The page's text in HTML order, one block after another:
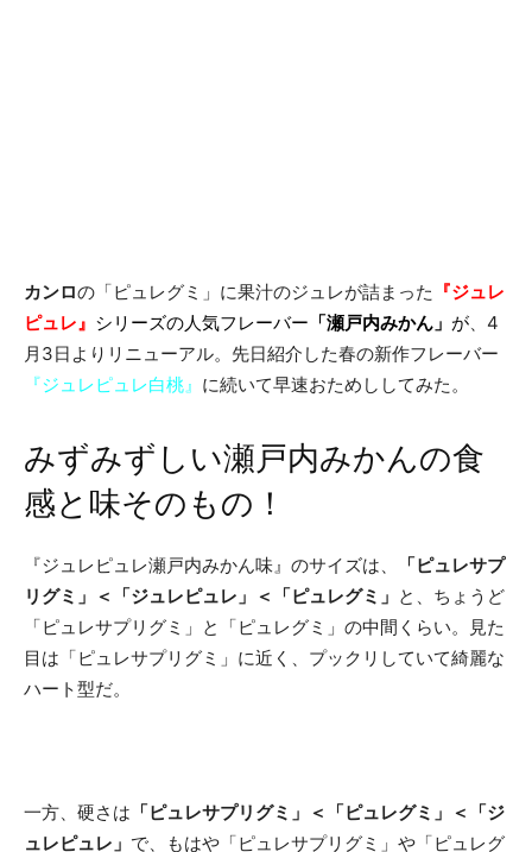
カンロの「ピュレグミ」に果汁のジュレが詰まった 『ジュレ
ピュレ』 シリーズの人気フレーバー 「瀬戸内みかん」 が 、4
月3日よりリニューアル。先日紹介した春の新作フレーバー
『ジュレピュレ白桃』 に続いて早速おためししてみた。
みずみずしい瀬戸内みかんの食
感と味そのもの！
『ジュレピュレ瀬戸内みかん味』のサイズは、
「ピュレサプ
リグミ」＜「ジュレピュレ」＜「ピュレグミ」 と、ちょうど
「ピュレサプリグミ」と「ピュレグミ」の中間くらい。見た
目は「ピュレサプリグミ」に近く、プックリしていて綺麗な
ハート型だ。
一方、硬さは 「ピュレサプリグミ」＜「ピュレグミ」＜「ジ
ュレピュレ」 で、もはや「ピュレサプリグミ」や「ピュレグ